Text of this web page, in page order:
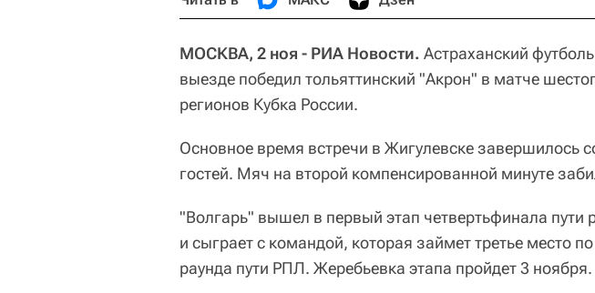
МОСКВА, 2 ноя - РИА Новости. Астраханский
выезде победил тольяттинский "Акрон" в матче
регионов Кубка России.
Основное время встречи в Жигулевске завершилось
гостей. Мяч на второй компенсированной минуте
"Волгарь" вышел в первый этап четвертьфинала пути
и сыграет с командой, которая займет третье место
раунда пути РПЛ. Жеребьевка этапа пройдет 3 ноября.